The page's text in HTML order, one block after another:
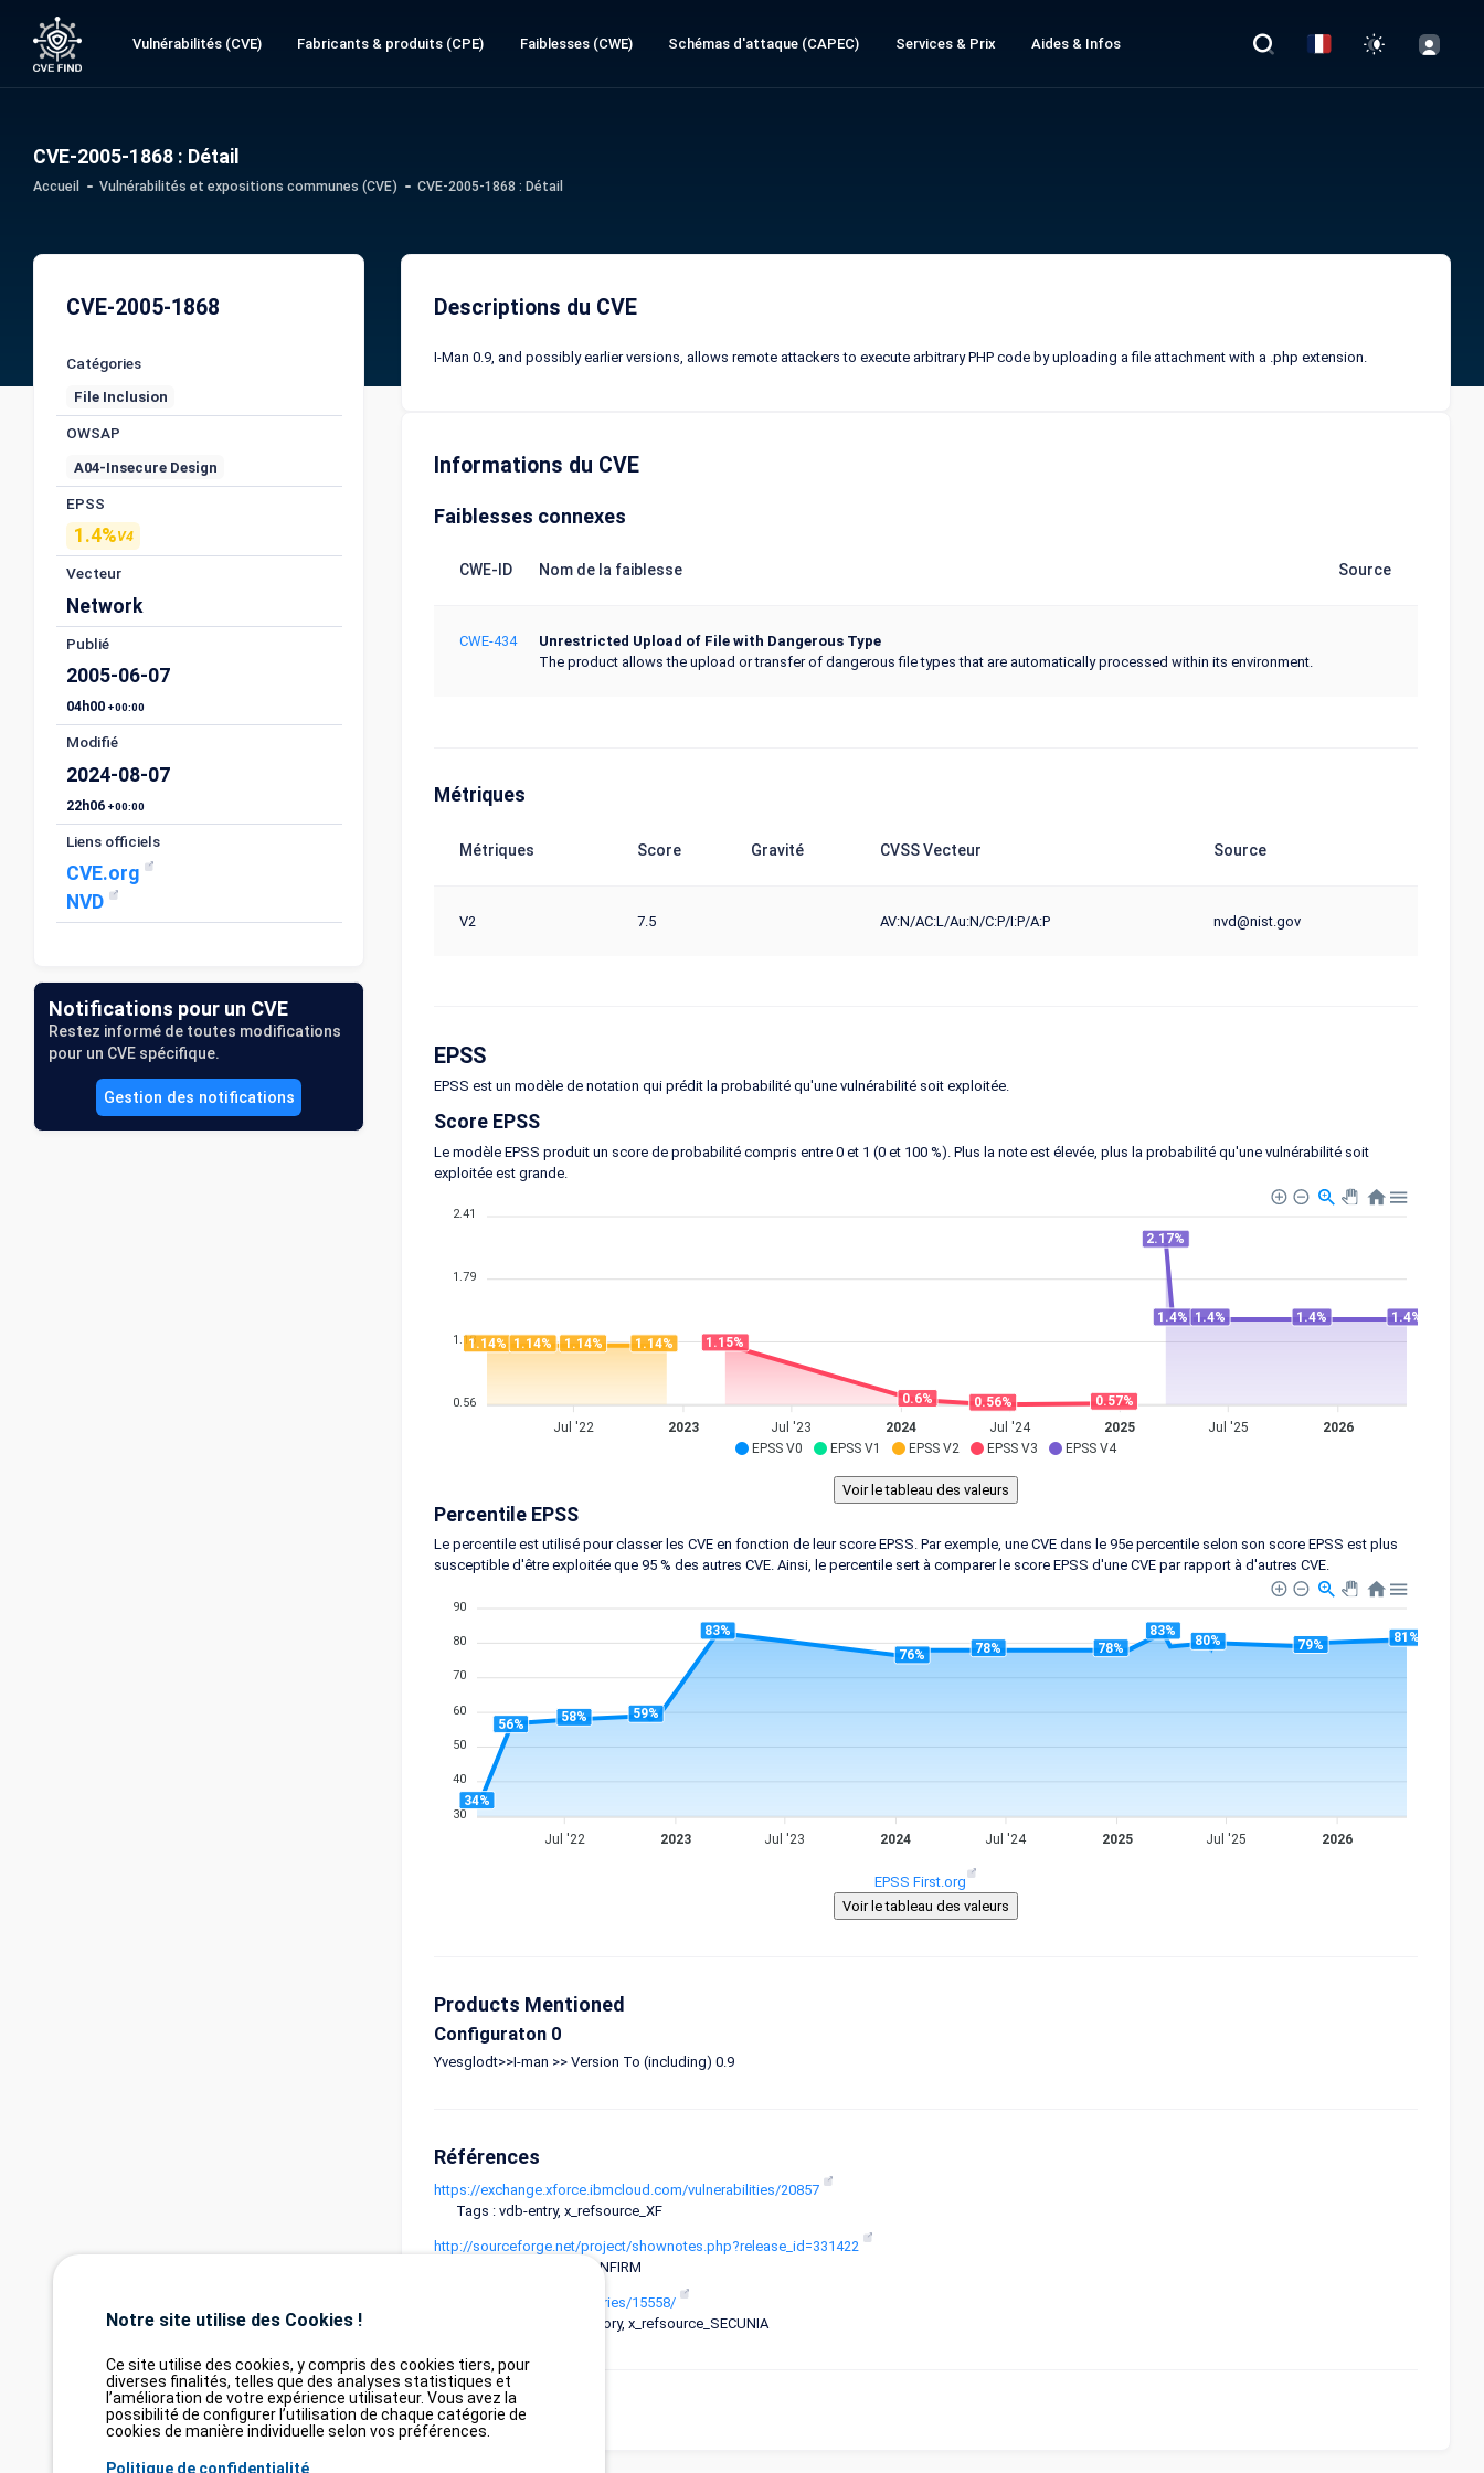
Vulnérabilités (CVE) Fabricants & produits (CPE) Faiblesses (CWE) Schémas d'attaque (CAPEC) Services & Prix Aides & Infos
CVE-2005-1868 : Détail
Accueil Vulnérabilités et expositions communes (CVE) CVE-2005-1868 : Détail
CVE-2005-1868
Catégories
File Inclusion
OWSAP
A04-Insecure Design
EPSS
1.4%V4
Vecteur
Network
Publié
2005-06-07
04h00 +00:00
Modifié
2024-08-07
22h06 +00:00
Liens officiels
CVE.org
NVD
Notifications pour un CVE
Restez informé de toutes modifications
pour un CVE spécifique.
Gestion des notifications
Descriptions du CVE
I-Man 0.9, and possibly earlier versions, allows remote attackers to execute arbitrary PHP code by uploading a file attachment with a .php extension.
Informations du CVE
Faiblesses connexes
CWE-ID Nom de la faiblesse Source
CWE-434
Unrestricted Upload of File with Dangerous Type
The product allows the upload or transfer of dangerous file types that are automatically processed within its environment.
Métriques
Métriques Score Gravité CVSS Vecteur Source
V2 7.5 AV:N/AC:L/Au:N/C:P/I:P/A:P nvd@nist.gov
EPSS
EPSS est un modèle de notation qui prédit la probabilité qu'une vulnérabilité soit exploitée.
Score EPSS
Le modèle EPSS produit un score de probabilité compris entre 0 et 1 (0 et 100 %). Plus la note est élevée, plus la probabilité qu'une vulnérabilité soit
exploitée est grande.
EPSS V0 EPSS V1 EPSS V2 EPSS V3 EPSS V4
2.41
1.79
1.18
0.56
1.14% 1.14% 1.14% 1.14% 1.15%
0.6% 0.56% 0.57%
2.17%
1.4% 1.4% 1.4% 1.4%
Jul '22 2023 Jul '23 2024 Jul '24 2025 Jul '25 2026
Percentile EPSS
Le percentile est utilisé pour classer les CVE en fonction de leur score EPSS. Par exemple, une CVE dans le 95e percentile selon son score EPSS est plus
susceptible d'être exploitée que 95 % des autres CVE. Ainsi, le percentile sert à comparer le score EPSS d'une CVE par rapport à d'autres CVE.
90
80
70
60
50
40
30
34%
56% 58% 59%
83%
76%
78% 78%
83%
80% 79% 81%
Jul '22 2023 Jul '23 2024 Jul '24 2025 Jul '25 2026
EPSS First.org
Products Mentioned
Configuraton 0
Yvesglodt>>I-man >> Version To (including) 0.9
Références
https://exchange.xforce.ibmcloud.com/vulnerabilities/20857
Tags : vdb-entry, x_refsource_XF
http://sourceforge.net/project/shownotes.php?release_id=331422
Tags : x_refsource_CONFIRM
http://secunia.com/advisories/15558/
Tags : third-party-advisory, x_refsource_SECUNIA
Notre site utilise des Cookies !
Ce site utilise des cookies, y compris des cookies tiers, pour
diverses finalités, telles que des analyses statistiques et
l’amélioration de votre expérience utilisateur. Vous avez la
possibilité de configurer l’utilisation de chaque catégorie de
cookies de manière individuelle selon vos préférences.
Politique de confidentialité